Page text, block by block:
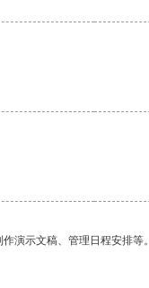
演示文稿、管理日程安排等。